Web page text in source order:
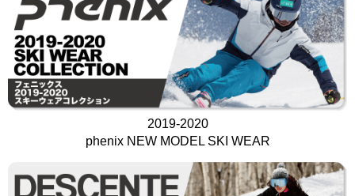
2019-2020
phenix NEW MODEL SKI WEAR